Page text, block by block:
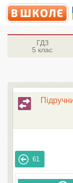
ГДЗ
5 клас
61